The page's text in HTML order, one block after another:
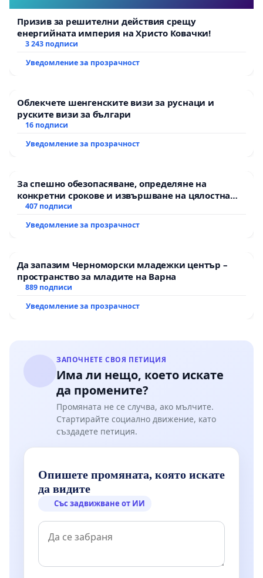
Призив за решителни действия срещу
енергийната империя на Христо Ковачки!
3 243 подписи
Уведомление за прозрачност
Облекчете шенгенските визи за руснаци и
руските визи за българи
16 подписи
Уведомление за прозрачност
За спешно обезопасяване, определяне на
конкретни срокове и извършване на цялостна
рехабилитация на републиканския път между
Мирово - к.к. Момин проход
407 подписи
Уведомление за прозрачност
Да запазим Черноморски младежки център –
пространство за младите на Варна
889 подписи
Уведомление за прозрачност
ЗАПОЧНЕТЕ СВОЯ ПЕТИЦИЯ
Има ли нещо, което искате
да промените?
Промяната не се случва, ако мълчите.
Стартирайте социално движение, като
създадете петиция.
Опишете промяната, която искате
да видите
Със задвижване от ИИ